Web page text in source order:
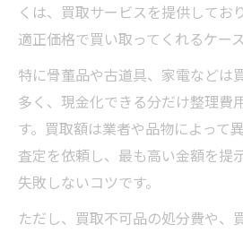
くは、買取サービスを提供してお
適正価格で買い取ってくれるケー
特に骨董品や古道具、家電などは
多く、現金化できる分だけ整理費
す。買取額は業者や品物によって
査定を依頼し、最も高い金額を提
失敗しないコツです。
ただし、買取不可品の処分費や、